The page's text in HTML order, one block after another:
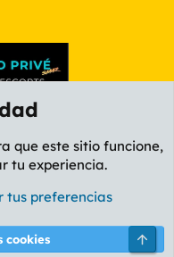
de privacidad Ayuda
que este sitio funcione,
tu experiencia.
tus preferencias
cookies